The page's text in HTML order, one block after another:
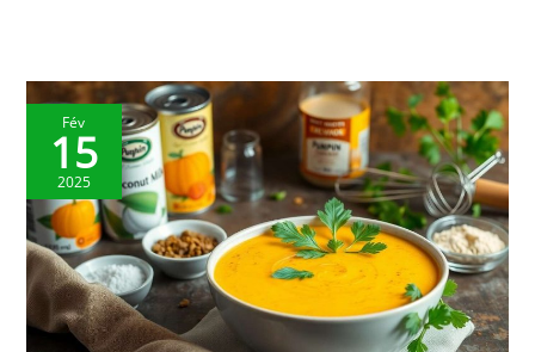
Fév
15
2025